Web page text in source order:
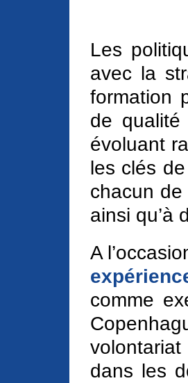
Les
avec la
formation
de qualité
évoluant
les clés
chacun
ainsi qu’à
A
comme
dans les